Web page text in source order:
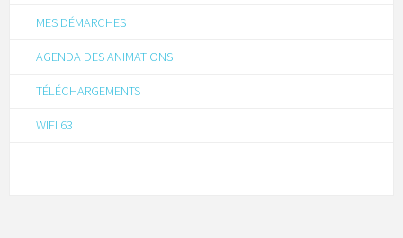
MES DÉMARCHES
AGENDA DES ANIMATIONS
TÉLÉCHARGEMENTS
WIFI 63